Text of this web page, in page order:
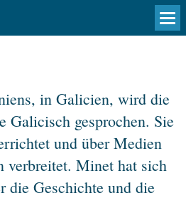
in Galicien, wird die
Galicisch gesprochen. Sie
und über Medien
Minet hat sich
die Geschichte und die